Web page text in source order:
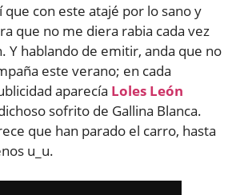
que con este atajé por lo sano y
que no me diera rabia cada vez
Y hablando de emitir, anda que no
este verano; en cada
aparecía Loles León
sofrito de Gallina Blanca.
que han parado el carro, hasta
u_u.